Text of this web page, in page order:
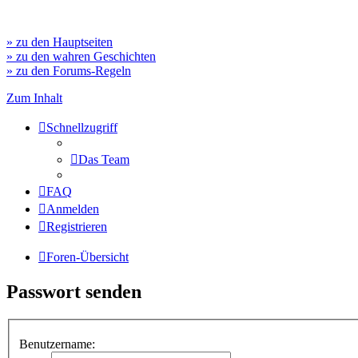
» zu den Hauptseiten
» zu den wahren Geschichten
» zu den Forums-Regeln
Zum Inhalt
Schnellzugriff
Das Team
FAQ
Anmelden
Registrieren
Foren-Übersicht
Passwort senden
Benutzername: